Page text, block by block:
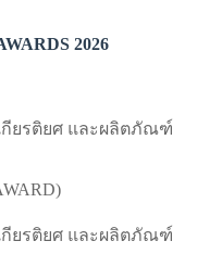
2026
กียรติยศ และผลิตภัณฑ์
กียรติยศ และผลิตภัณฑ์